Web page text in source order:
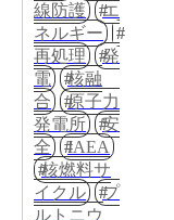
線防護
エ
ネルギー
再処理
発
電
核融
合
原子力
発電所
安
全
IAEA
核燃料サ
イクル
プ
ルトニウ